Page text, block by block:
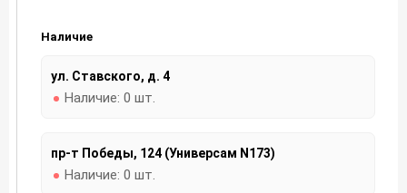
Наличие
ул. Ставского, д. 4
Наличие: 0 шт.
пр-т Победы, 124 (Универсам N173)
Наличие: 0 шт.